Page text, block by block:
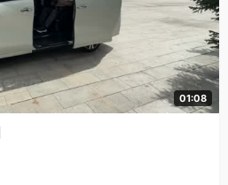
01:08